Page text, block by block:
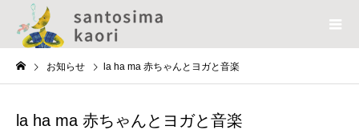
お知らせ la ha ma 赤ちゃんとヨガと音楽
la ha ma 赤ちゃんとヨガと音楽